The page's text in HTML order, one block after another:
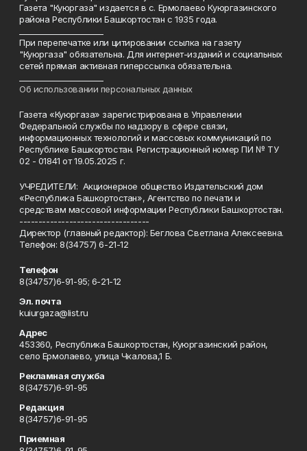
Газета "Куюргаза" издается в с. Ермолаево Куюргазинского
района Республики Башкортостан с 1935 года.
При перепечатке или цитировании ссылка на газету
"Куюргаза" обязательна. Для интернет-изданий и социальных
сетей прямая активная гиперссылка обязательна.
Об использовании персональных данных
Газета «Куюргаза» зарегистрирована в Управлении
Федеральной службы по надзору в сфере связи,
информационных технологий и массовых коммуникаций по
Республике Башкортостан. Регистрационный номер ПИ № ТУ
02 - 01841 от 19.05.2025 г.
УЧРЕДИТЕЛИ: Акционерное общество Издательский дом
«Республика Башкортостан», Агентство по печати и
средствам массовой информации Республики Башкортостан.
----------------------------------
Директор (главный редактор): Беглова Светлана Алексеевна.
Телефон: 8(34757) 6-21-12
Телефон
8(34757)6-91-95; 6-21-12
Эл. почта
kuiurgaza@list.ru
Адрес
453360, Республика Башкортостан, Куюргазинский район,
село Ермолаево, улица Чкалова,1 Б.
Рекламная служба
8(34757)6-91-95
Редакция
8(34757)6-91-95
Приемная